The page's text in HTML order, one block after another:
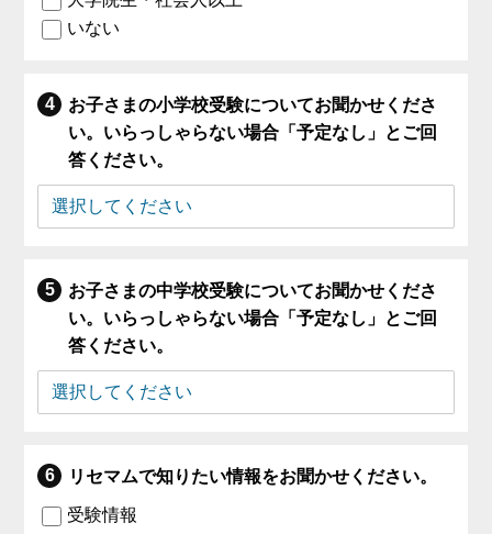
いない
お子さまの小学校受験についてお聞かせくださ
い。いらっしゃらない場合「予定なし」とご回
答ください。
お子さまの中学校受験についてお聞かせくださ
い。いらっしゃらない場合「予定なし」とご回
答ください。
リセマムで知りたい情報をお聞かせください。
受験情報